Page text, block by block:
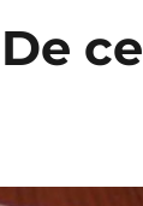
ce